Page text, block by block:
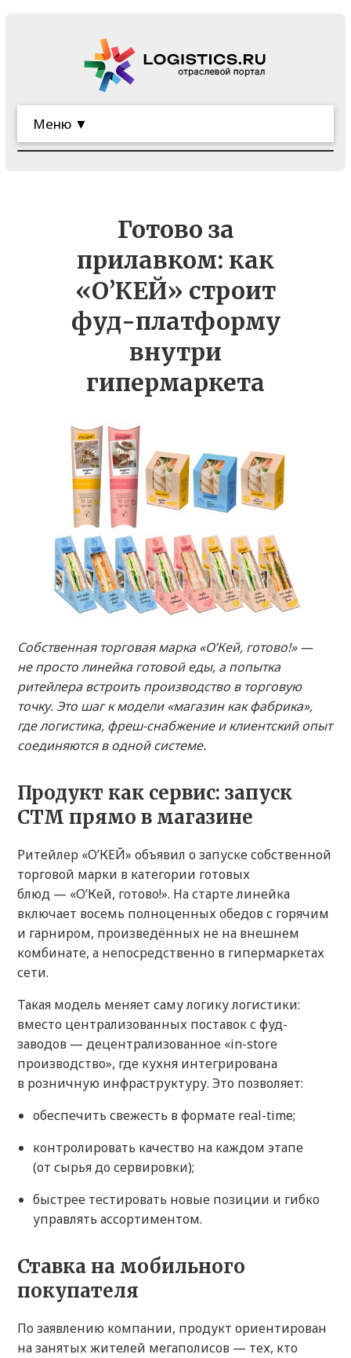
Меню ▼
Готово за
прилавком: как
«О’КЕЙ» строит
фуд-платформу
внутри
гипермаркета
Собственная торговая марка «О’Кей, готово!» —
не просто линейка готовой еды, а попытка
ритейлера встроить производство в торговую
точку. Это шаг к модели «магазин как фабрика»,
где логистика, фреш-снабжение и клиентский опыт
соединяются в одной системе.
Продукт как сервис: запуск
СТМ прямо в магазине
Ритейлер «О’КЕЙ» объявил о запуске собственной
торговой марки в категории готовых
блюд — «О’Кей, готово!». На старте линейка
включает восемь полноценных обедов с горячим
и гарниром, произведённых не на внешнем
комбинате, а непосредственно в гипермаркетах
сети.
Такая модель меняет саму логику логистики:
вместо централизованных поставок с фуд-
заводов — децентрализованное «in-store
производство», где кухня интегрирована
в розничную инфраструктуру. Это позволяет:
обеспечить свежесть в формате real-time;
контролировать качество на каждом этапе
(от сырья до сервировки);
быстрее тестировать новые позиции и гибко
управлять ассортиментом.
Ставка на мобильного
покупателя
По заявлению компании, продукт ориентирован
на занятых жителей мегаполисов — тех, кто